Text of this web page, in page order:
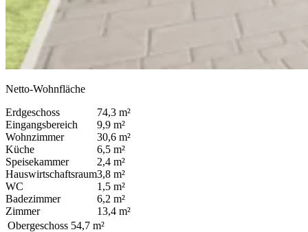
Netto-Wohnfläche
Erdgeschoss
74,3 m²
Eingangsbereich
9,9 m²
Wohnzimmer
30,6 m²
Küche
6,5 m²
Speisekammer
2,4 m²
Hauswirtschaftsraum3,8 m²
WC
1,5 m²
Badezimmer
6,2 m²
Zimmer
13,4 m²
Obergeschoss 54,7 m²